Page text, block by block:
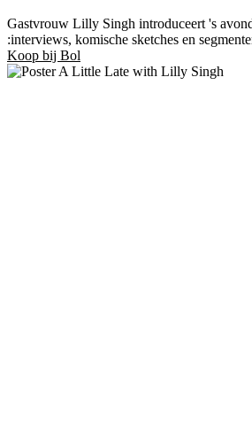
Gastvrouw Lilly Singh introduceert 's
:interviews, komische sketches en
Koop bij Bol